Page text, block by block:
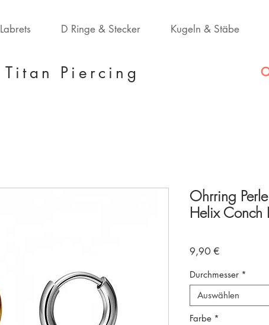
Labrets D Ringe & Stecker Kugeln & Stäbe
Titan Piercing
Ohrring
Helix Conch
9,90 €
Durchmesser *
Auswählen
Farbe *